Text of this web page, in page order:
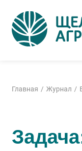
Главная Журнал